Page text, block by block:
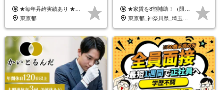
#59歳まで正社員登用可＆登用
実績多数！
★毎年昇給実績あり ★入社3年で430万円も可(正社員登用された場合) ■入社時月収例：25万2840円(1万2040円×21日)＋賞与支給実績有（年2回・2025年度） 日給1万2040円 ※別途「超過勤務手当、祝繁手当、特殊手当」の支給有 ※試用期間中（2ヶ月）の待遇・雇用形態に差異はございません
東京都
可/全国募集/家賃8割を会社が
負担/賞与年2回
★家賃を8割補助！（限度額は地域により異なる） ※転勤による引っ越しが発生する場合 ＝＝＝＝＝＝＝＝＝＝＝＝＝＝＝＝＝＝＝＝＝＝＝ 例えば、家賃7.5万円なら6万円は会社で負担。 あなたが支払うのは、たったの1.5万円です！ 年間では自己負担額が約72万ほどお得になります！ ＝＝＝＝＝＝＝＝＝＝＝＝＝＝＝＝＝＝＝＝＝＝＝ 月給22万8,700円～26万3,100円＋賞与年2回（初回の支給は当社規定による）＋残業手当 ＜実際の給与例＞ *24歳:月給23万4,700円＋賞与年2回（初回の支給は当社規定による）＋残業手当＋諸手当 ※上記はあくまで参考月給です。ご経歴・年齢を考慮し、当社規定により決定します ※評価により昇給あり ※残業代は別途支給あり ※試用期間2ヶ月あり（期間中の給与・待遇に差異はありません） 【実在する社員の年収モデル】 年収530万円（30歳） 年収820万円（40歳） 【入社時の想定年収】 330万円～900万円
東京都_神奈川県_埼玉県_千葉県_大阪府_愛知県_北海道_青森県_宮城県_秋田県_山形県_茨城県_群馬県_新潟県_長野県_富山県_静岡県_三重県_兵庫県_京都府_広島県_岡山県_鳥取県_山口県_徳島県_香川県_愛媛県_福岡県_熊本県_佐賀県_長崎県_大分県_宮崎県_鹿児島県